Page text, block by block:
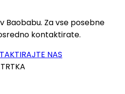
Baobabu. Za vse posebne
kontaktirate.
NAS